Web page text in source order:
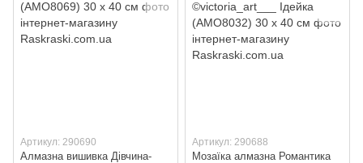
Артикул: 290690
Алмазна вишивка Дівчина-
Артикул: 290688
Мозаїка алмазна Романтика